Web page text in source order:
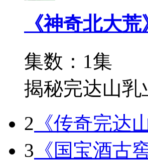
《神奇北大荒
集数：1集
揭秘完达山乳
2 《传奇完达
3 《国宝酒古